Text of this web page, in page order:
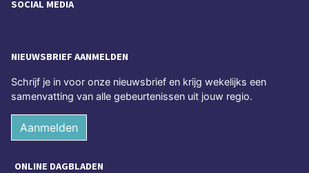
SOCIAL MEDIA
NIEUWSBRIEF AANMELDEN
Schrijf je in voor onze nieuwsbrief en krijg wekelijks een
samenvatting van alle gebeurtenissen uit jouw regio.
Aanmelden
ONLINE DAGBLADEN